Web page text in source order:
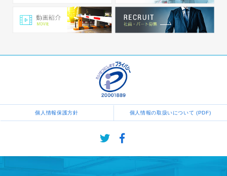
個人情報保護方針 個人情報の取扱いについて (PDF)